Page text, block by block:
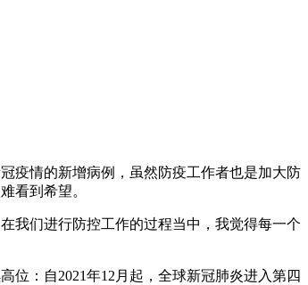
疫情的新增病例，虽然防疫工作者也是加大防
看到希望。
我们进行防控工作的过程当中，我觉得每一个
位：自2021年12月起，全球新冠肺炎进入第四